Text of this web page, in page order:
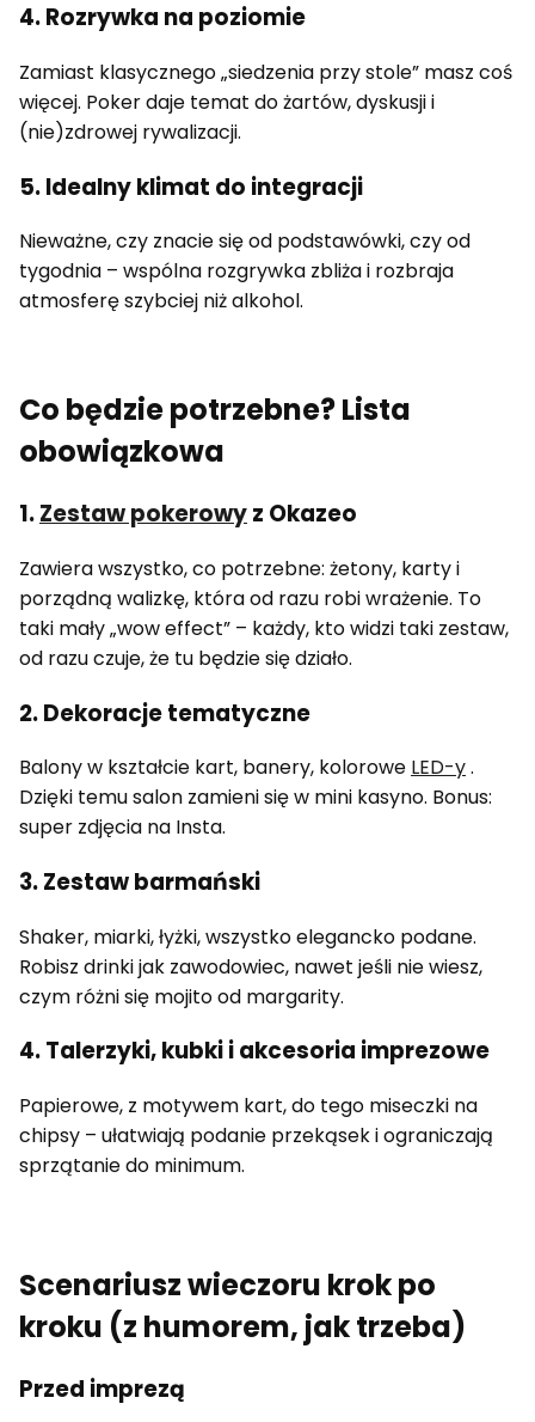
4. Rozrywka na poziomie
Zamiast klasycznego „siedzenia przy stole” masz coś
więcej. Poker daje temat do żartów, dyskusji i
(nie)zdrowej rywalizacji.
5. Idealny klimat do integracji
Nieważne, czy znacie się od podstawówki, czy od
tygodnia – wspólna rozgrywka zbliża i rozbraja
atmosferę szybciej niż alkohol.
Co będzie potrzebne? Lista
obowiązkowa
1.Zestaw pokerowyz Okazeo
Zawiera wszystko, co potrzebne: żetony, karty i
porządną walizkę, która od razu robi wrażenie. To
taki mały „wow effect” – każdy, kto widzi taki zestaw,
od razu czuje, że tu będzie się działo.
2. Dekoracje tematyczne
Balony w kształcie kart, banery, kolorowe LED-y.
Dzięki temu salon zamieni się w mini kasyno. Bonus:
super zdjęcia na Insta.
3. Zestaw barmański
Shaker, miarki, łyżki, wszystko elegancko podane.
Robisz drinki jak zawodowiec, nawet jeśli nie wiesz,
czym różni się mojito od margarity.
4. Talerzyki, kubki i akcesoria imprezowe
Papierowe, z motywem kart, do tego miseczki na
chipsy – ułatwiają podanie przekąsek i ograniczają
sprzątanie do minimum.
Scenariusz wieczoru krok po
kroku (z humorem, jak trzeba)
Przed imprezą